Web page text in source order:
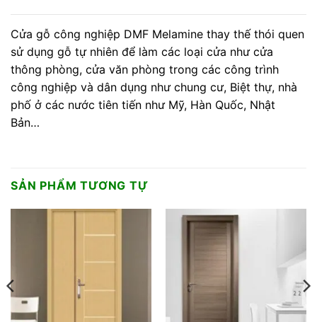
Cửa gỗ công nghiệp DMF Melamine thay thế thói quen
sử dụng gỗ tự nhiên để làm các loại cửa như cửa
thông phòng, cửa văn phòng trong các công trình
công nghiệp và dân dụng như chung cư, Biệt thự, nhà
phố ở các nước tiên tiến như Mỹ, Hàn Quốc, Nhật
Bản…
SẢN PHẨM TƯƠNG TỰ